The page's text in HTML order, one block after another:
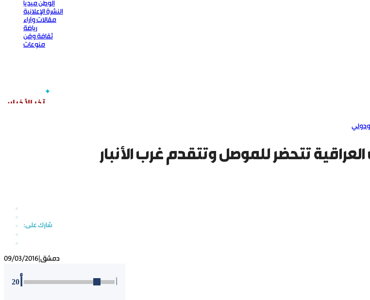
الوطن ميديا
النشرة الإعلانية
مقالات وآراء
رياضة
ثقافة وفن
منوعات
العراقية تتحضر للموصل وتتقدم غرب الأنبار
09/03/2016 دمشق
20